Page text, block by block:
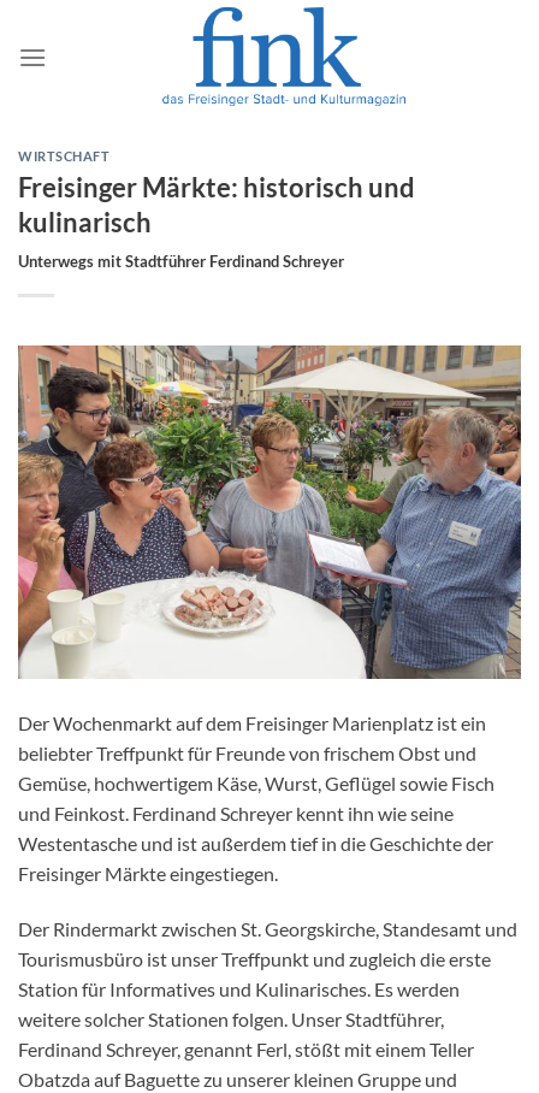
Inhalt
springen
WIRTSCHAFT
Freisinger Märkte: historisch und
kulinarisch
Unterwegs mit Stadtführer Ferdinand Schreyer
Der Wochenmarkt auf dem Freisinger Marienplatz ist ein
beliebter Treffpunkt für Freunde von frischem Obst und
Gemüse, hochwertigem Käse, Wurst, Geflügel sowie Fisch
und Feinkost. Ferdinand Schreyer kennt ihn wie seine
Westentasche und ist außerdem tief in die Geschichte der
Freisinger Märkte eingestiegen.
Der Rindermarkt zwischen St. Georgskirche, Standesamt und
Tourismusbüro ist unser Treffpunkt und zugleich die erste
Station für Informatives und Kulinarisches. Es werden
weitere solcher Stationen folgen. Unser Stadtführer,
Ferdinand Schreyer, genannt Ferl, stößt mit einem Teller
Obatzda auf Baguette zu unserer kleinen Gruppe und